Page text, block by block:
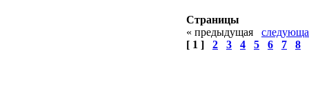
Страницы
« предыдущая
[ 1 ]
2 3 4 5 6 7 8